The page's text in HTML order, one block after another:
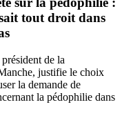
tout droit dans
de la
justifie le choix
la demande de
la pédophilie dans